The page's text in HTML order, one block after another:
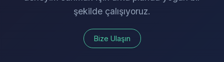
şekilde çalışıyoruz.
Bize Ulaşın